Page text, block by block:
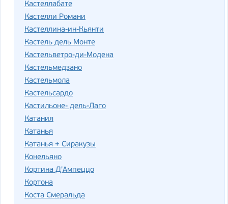
Кастеллабате
Кастелли Романи
Кастеллина-ин-Кьянти
Кастель дель Монте
Кастельветро-ди-Модена
Кастельмедзано
Кастельмола
Кастельсардо
Кастильоне- дель-Лаго
Катания
Катанья
Катанья + Сиракузы
Конельяно
Кортина Д'Ампеццо
Кортона
Коста Смеральда